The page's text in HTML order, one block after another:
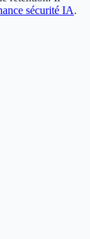
sécurité IA.